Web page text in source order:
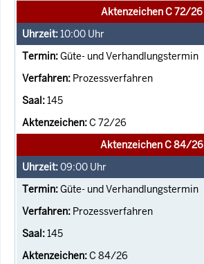
Aktenzeichen C 72/26
10:00 Uhr
Güte- und Verhandlungstermin
Prozessverfahren
145
C 72/26
Aktenzeichen C 84/26
09:00 Uhr
Güte- und Verhandlungstermin
Prozessverfahren
145
C 84/26